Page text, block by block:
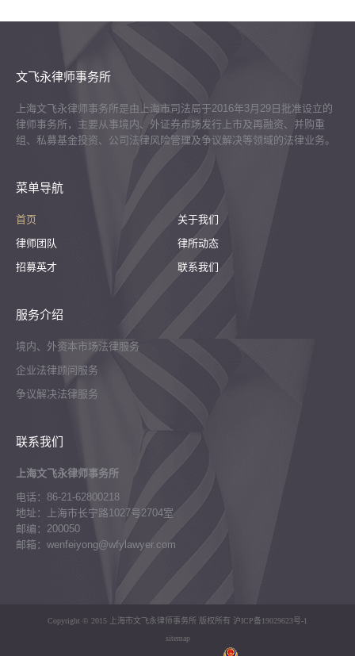
文飞永律师事务所
上海文飞永律师事务所是由上海市司法局于2016年3月29日批准设立的
律师事务所，主要从事境内、外证券市场发行上市及再融资、并购重
组、私募基金投资、公司法律风险管理及争议解决等领域的法律业务。
菜单导航
首页
关于我们
律师团队
律所动态
招募英才
联系我们
服务介绍
境内、外资本市场法律服务
企业法律顾问服务
争议解决法律服务
联系我们
上海文飞永律师事务所
电话：86-21-62800218
地址：上海市长宁路1027号2704室
邮编：200050
邮箱：wenfeiyong@wfylawyer.com
Copyright © 2015 上海市文飞永律师事务所 版权所有 沪ICP备19029623号-1
sitemap